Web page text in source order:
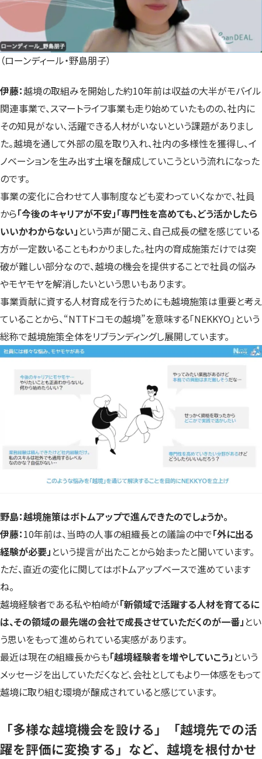
（ローンディール・野島朋子）
伊藤：越境の取組みを開始した約10年前は収益の大半がモバイル
関連事業で、スマートライフ事業も走り始めていたものの、社内に
その知見がない、活躍できる人材がいないという課題がありまし
た。越境を通して外部の風を取り入れ、社内の多様性を獲得し、イ
ノベーションを生み出す土壌を醸成していこうという流れになった
のです。
事業の変化に合わせて人事制度なども変わっていくなかで、社員
から「今後のキャリアが不安」「専門性を高めても、どう活かしたら
いいかわからない」 という声が聞こえ、自己成長の壁を感じている
方が一定数いることもわかりました。社内の育成施策だけでは突
破が難しい部分なので、越境の機会を提供することで社員の悩み
やモヤモヤを解消したいという思いもあります。
事業貢献に資する人材育成を行うためにも越境施策は重要と考え
ていることから、“NTTドコモの越境”を意味する「NEKKYO」という
総称で越境施策全体をリブランディングし展開しています。
野島：越境施策はボトムアップで進んできたのでしょうか。
伊藤：10年前は、当時の人事の組織長との議論の中で「外に出る
経験が必要」 という提言が出たことから始まったと聞いています。
ただ、直近の変化に関してはボトムアップベースで進めています
ね。
越境経験者である私や柏崎が「新領域で活躍する人材を育てるに
は、その領域の最先端の会社で成長させていただくのが一番」 とい
う思いをもって進められている実感があります。
最近は現在の組織長からも「越境経験者を増やしていこう」 という
メッセージを出していただくなど、会社としてもより一体感をもって
越境に取り組む環境が醸成されていると感じています。
「多様な越境機会を設ける」「越境先での活
躍を評価に変換する」など、越境を根付かせ